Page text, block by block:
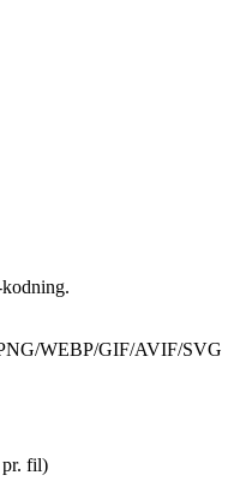
WEBP/GIF/AVIF/SVG
pr. fil)